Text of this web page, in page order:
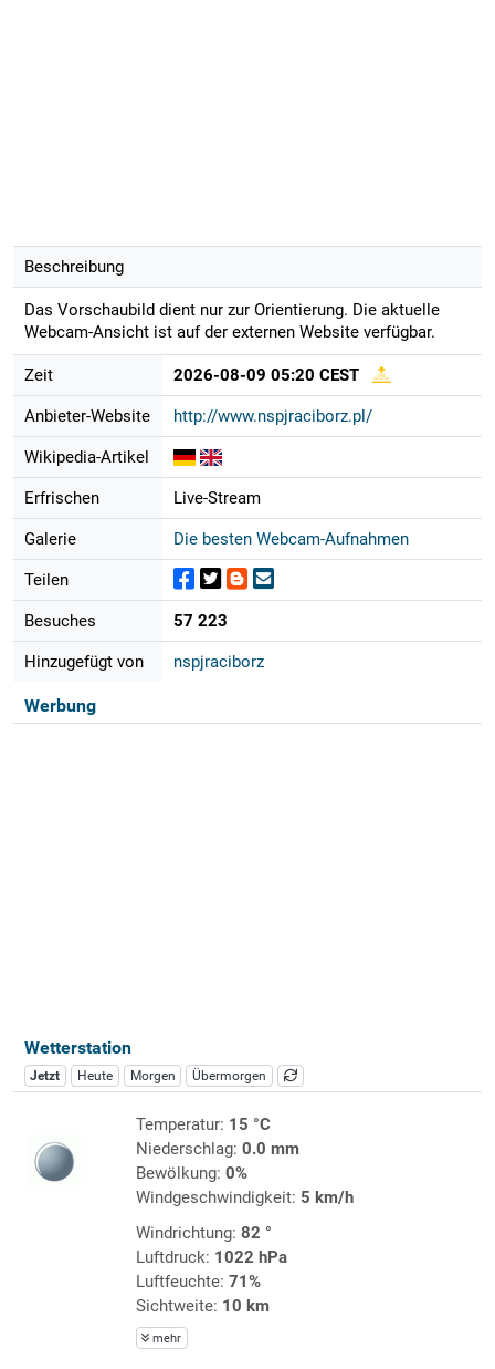
Beschreibung
Das Vorschaubild dient nur zur Orientierung. Die aktuelle
Webcam-Ansicht ist auf der externen Website verfügbar.
Zeit 2026-08-09 05:20 CEST
Anbieter-Website http://www.nspjraciborz.pl/
Wikipedia-Artikel
Erfrischen Live-Stream
Galerie Die besten Webcam-Aufnahmen
Teilen
Besuches 57 223
Hinzugefügt von nspjraciborz
Werbung
Wetterstation
Jetzt Heute Morgen Übermorgen
Temperatur: 15 °C
Niederschlag: 0.0 mm
Bewölkung: 0%
Windgeschwindigkeit: 5 km/h
Windrichtung: 82 °
Luftdruck: 1022 hPa
Luftfeuchte: 71%
Sichtweite: 10 km
mehr